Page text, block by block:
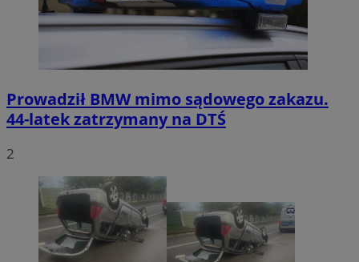
Prowadził BMW mimo sądowego zakazu.
44-latek zatrzymany na DTŚ
2